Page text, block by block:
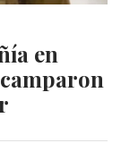
en